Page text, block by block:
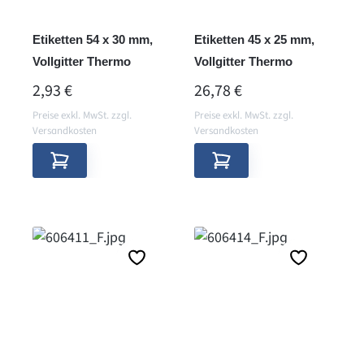
Etiketten 54 x 30 mm,
Vollgitter Thermo
REGULÄRER PREIS:
2,93 €
Preise exkl. MwSt. zzgl.
Versandkosten
Etiketten 45 x 25 mm,
Vollgitter Thermo
REGULÄRER PREIS:
26,78 €
Preise exkl. MwSt. zzgl.
Versandkosten